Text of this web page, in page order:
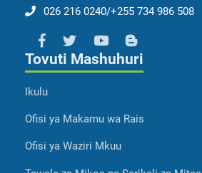
026 216 0240/+255 734 986 508
Tovuti Mashuhuri
Ikulu
Ofisi ya Makamu wa Rais
Ofisi ya Waziri Mkuu